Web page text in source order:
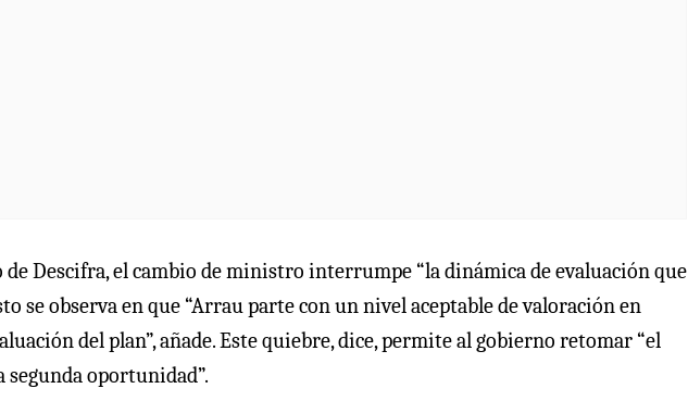
de Descifra, el cambio de ministro interrumpe “la dinámica de evaluación que
se observa en que “Arrau parte con un nivel aceptable de valoración en
del plan”, añade. Este quiebre, dice, permite al gobierno retomar “el
segunda oportunidad”.